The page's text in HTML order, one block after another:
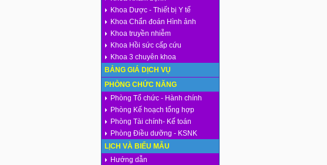
Khoa Dược - Thiết bị Y tế
Khoa Chẩn đoán Hình ảnh
Khoa truyền nhiễm
Khoa Hồi sức cấp cứu
Khoa 3 chuyên khoa
BẢNG GIÁ DỊCH VỤ
PHÒNG CHỨC NĂNG
Phòng Tổ chức - Hành chính
Phòng Kế hoạch tổng hợp
Phòng Tài chính- Kế toán
Phòng Điều dưỡng - KSNK
LỊCH VÀ BIỂU MẪU
Hướng dẫn